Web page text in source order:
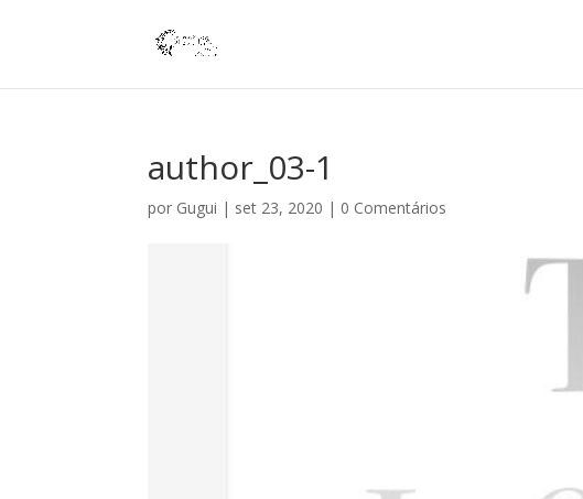
author_03-1
por Gugui | set 23, 2020 | 0 Comentários